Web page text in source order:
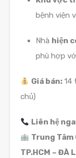
bệnh viện
Nhà hiện
phù hợp
Giá bán: 14
chủ)
Liên hệ
Trung Tâm
TP.HCM – ĐÀ